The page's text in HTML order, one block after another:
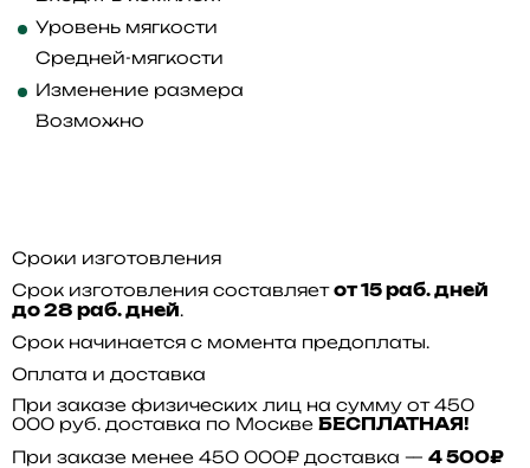
Уровень мягкости
Средней-мягкости
Изменение размера
Возможно
Сроки изготовления
Срок изготовления составляет от 15 раб. дней
до 28 раб. дней.
Срок начинается с момента предоплаты.
Оплата и доставка
При заказе физических лиц на сумму от 450
000 руб. доставка по Москве БЕСПЛАТНАЯ!
При заказе менее 450 000₽ доставка — 4 500₽